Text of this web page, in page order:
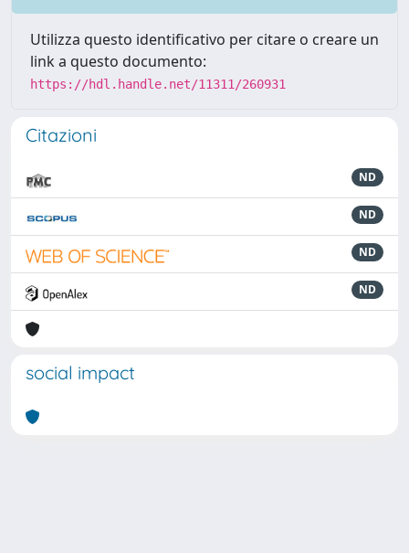
Utilizza questo identificativo per citare o creare un
link a questo documento:
https://hdl.handle.net/11311/260931
Citazioni
ND
ND
ND
ND
social impact